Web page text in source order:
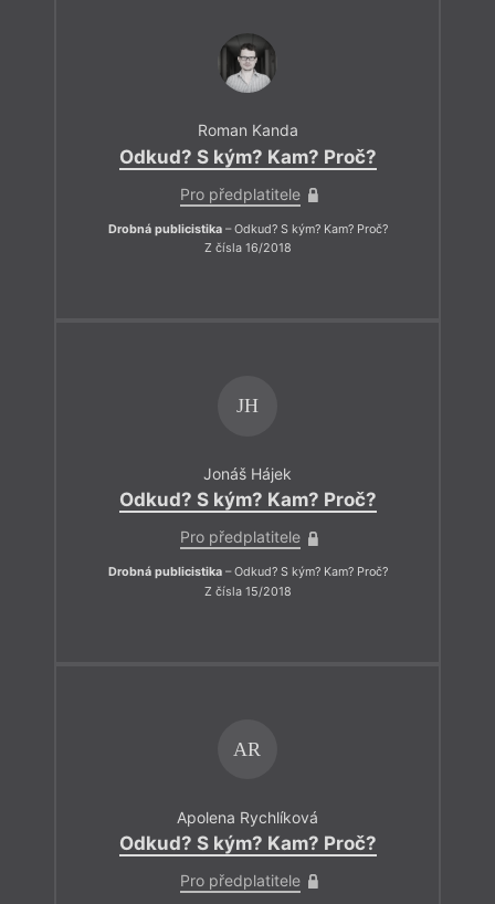
Roman Kanda
Odkud? S kým? Kam? Proč?
Pro předplatitele
Drobná publicistika– Odkud? S kým? Kam? Proč?
Z čísla 16/2018
JH
Jonáš Hájek
Odkud? S kým? Kam? Proč?
Pro předplatitele
Drobná publicistika– Odkud? S kým? Kam? Proč?
Z čísla 15/2018
AR
Apolena Rychlíková
Odkud? S kým? Kam? Proč?
Pro předplatitele